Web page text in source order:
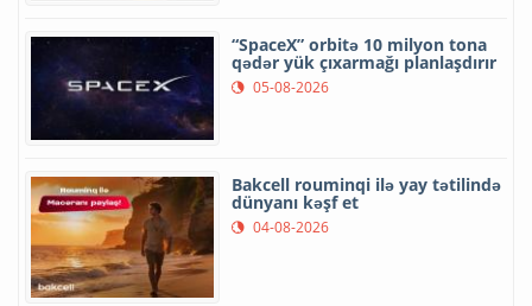
“SpaceX” orbitə 10 milyon tona
qədər yük çıxarmağı planlaşdırır
05-08-2026
Bakcell rouminqi ilə yay tətilində
dünyanı kəşf et
04-08-2026